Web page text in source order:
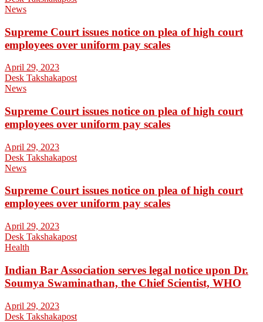
News
Supreme Court issues notice on plea of high court
employees over uniform pay scales
April 29, 2023
Desk Takshakapost
News
Supreme Court issues notice on plea of high court
employees over uniform pay scales
April 29, 2023
Desk Takshakapost
News
Supreme Court issues notice on plea of high court
employees over uniform pay scales
April 29, 2023
Desk Takshakapost
Health
Indian Bar Association serves legal notice upon Dr.
Soumya Swaminathan, the Chief Scientist, WHO
April 29, 2023
Desk Takshakapost